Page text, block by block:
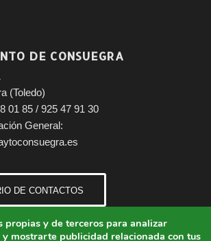
DE CONSUEGRA
(Toledo)
01 85 / 925 47 91 30
General:
DE CONTACTOS
propias y de terceros para analizar
y mostrarte publicidad relacionada con tus